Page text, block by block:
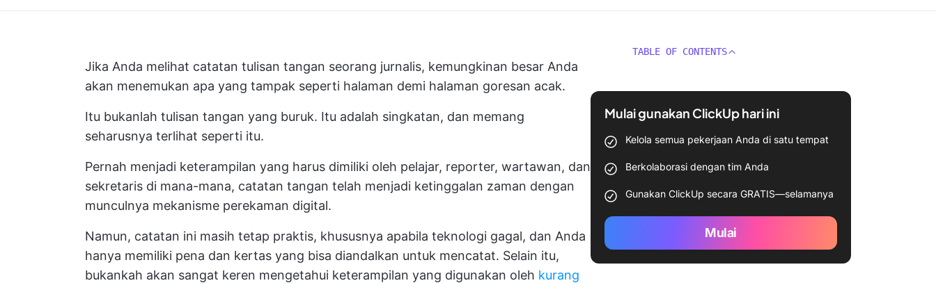
Jika Anda melihat catatan tulisan tangan seorang jurnalis, kemungkinan besar Anda
akan menemukan apa yang tampak seperti halaman demi halaman goresan acak.
Itu bukanlah tulisan tangan yang buruk. Itu adalah singkatan, dan memang
seharusnya terlihat seperti itu.
Pernah menjadi keterampilan yang harus dimiliki oleh pelajar, reporter, wartawan, dan
sekretaris di mana-mana, catatan tangan telah menjadi ketinggalan zaman dengan
munculnya mekanisme perekaman digital.
Namun, catatan ini masih tetap praktis, khususnya apabila teknologi gagal, dan Anda
hanya memiliki pena dan kertas yang bisa diandalkan untuk mencatat. Selain itu,
bukankah akan sangat keren mengetahui keterampilan yang digunakan oleh kurang
TABLE OF CONTENTS
Mulai gunakan ClickUp hari ini
Kelola semua pekerjaan Anda di satu tempat
Berkolaborasi dengan tim Anda
Gunakan ClickUp secara GRATIS—selamanya
Mulai